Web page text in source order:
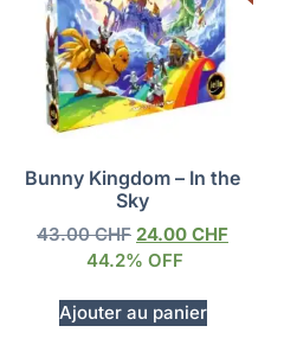
Bunny Kingdom – In the
Sky
43.00CHF 24.00 CHF
44.2% OFF
Ajouter au panier